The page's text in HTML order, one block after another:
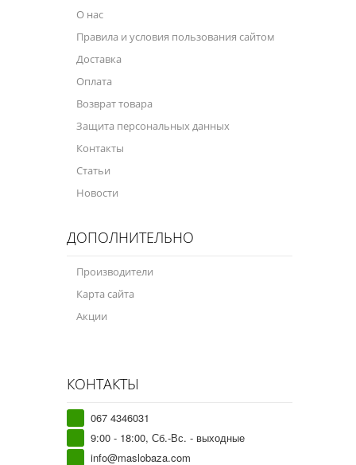
О нас
Правила и условия пользования сайтом
Доставка
Оплата
Возврат товара
Защита персональных данных
Контакты
Статьи
Новости
ДОПОЛНИТЕЛЬНО
Производители
Карта сайта
Акции
КОНТАКТЫ
067 4346031
9:00 - 18:00, Сб.-Вс. - выходные
info@maslobaza.com